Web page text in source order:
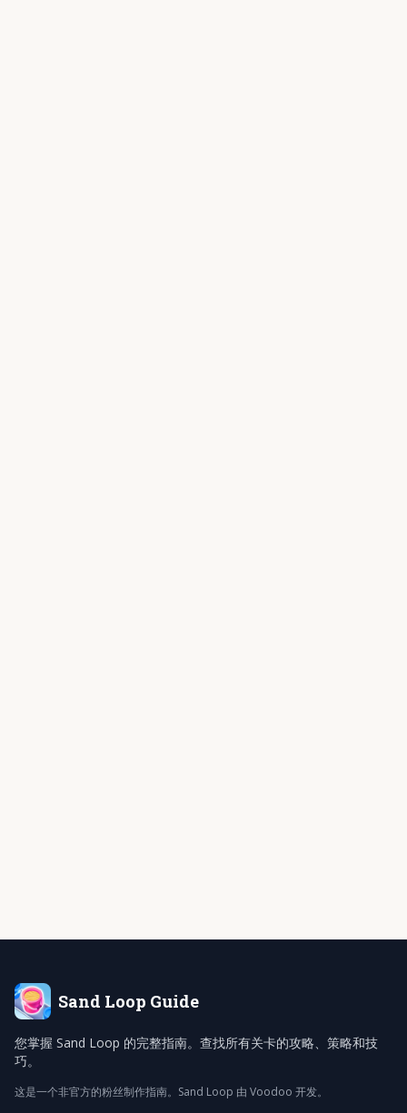
Sand Loop Guide
您掌握 Sand Loop 的完整指南。查找所有关卡的攻略、策略和技
巧。
这是一个非官方的粉丝制作指南。Sand Loop 由 Voodoo 开发。